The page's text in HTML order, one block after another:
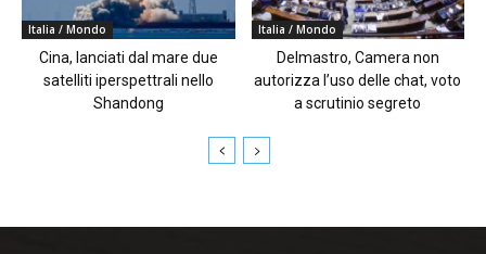
Italia / Mondo
Cina, lanciati dal mare due
satelliti iperspettrali nello
Shandong
Italia / Mondo
Delmastro, Camera non
autorizza l’uso delle chat, voto
a scrutinio segreto